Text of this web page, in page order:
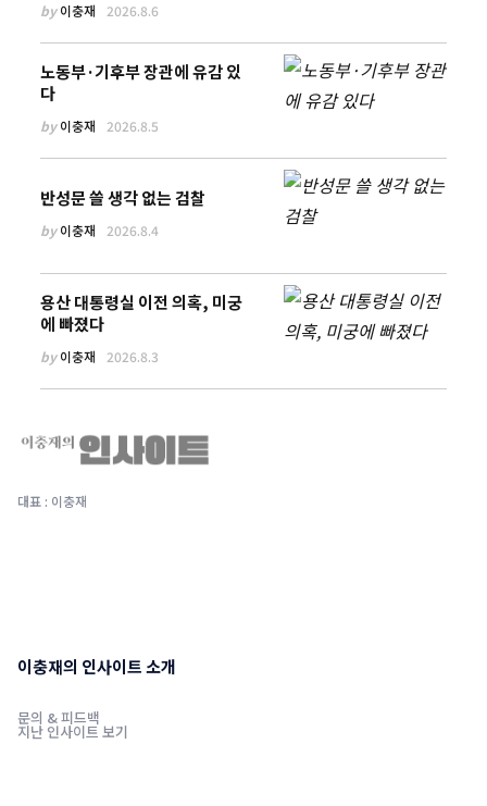
by이충재 2026.8.6
노동부·기후부 장관에 유감 있
다
by이충재 2026.8.5
반성문 쓸 생각 없는 검찰
by이충재 2026.8.4
용산 대통령실 이전 의혹, 미궁
에 빠졌다
by이충재 2026.8.3
대표 : 이충재
이충재의 인사이트 소개
문의 & 피드백
지난 인사이트 보기